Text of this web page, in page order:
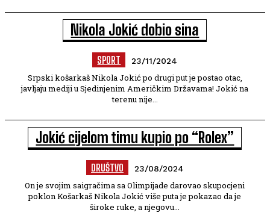
Nikola Jokić dobio sina
SPORT 23/11/2024
Srpski košarkaš Nikola Jokić po drugi put je postao otac,
javljaju mediji u Sjedinjenim Američkim Državama! Jokić na
terenu nije...
Jokić cijelom timu kupio po “Rolex”
DRUŠTVO 23/08/2024
On je svojim saigračima sa Olimpijade darovao skupocjeni
poklon Košarkaš Nikola Jokić više puta je pokazao da je
široke ruke, a njegovu...